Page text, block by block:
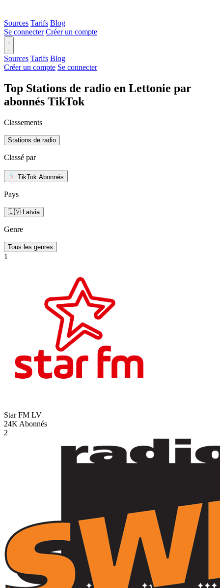
Sources Tarifs Blog
Se connecter Créer un compte
Sources Tarifs Blog
Créer un compte Se connecter
Top Stations de radio en Lettonie par
abonnés TikTok
Classements
Stations de radio
Classé par
TikTok Abonnés
Pays
🇱🇻 Latvia
Genre
Tous les genres
1
Star FM LV
24K Abonnés
2